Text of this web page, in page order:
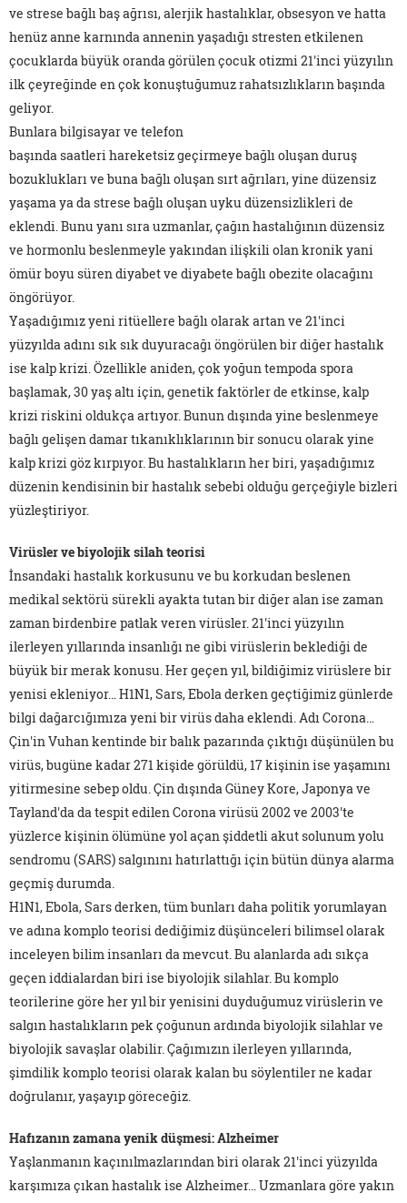
ve strese bağlı baş ağrısı, alerjik hastalıklar, obsesyon ve hatta
henüz anne karnında annenin yaşadığı stresten etkilenen
çocuklarda büyük oranda görülen çocuk otizmi 21'inci yüzyılın
ilk çeyreğinde en çok konuştuğumuz rahatsızlıkların başında
geliyor.
Bunlara bilgisayar ve telefon
başında saatleri hareketsiz geçirmeye bağlı oluşan duruş
bozuklukları ve buna bağlı oluşan sırt ağrıları, yine düzensiz
yaşama ya da strese bağlı oluşan uyku düzensizlikleri de
eklendi. Bunu yanı sıra uzmanlar, çağın hastalığının düzensiz
ve hormonlu beslenmeyle yakından ilişkili olan kronik yani
ömür boyu süren diyabet ve diyabete bağlı obezite olacağını
öngörüyor.
Yaşadığımız yeni ritüellere bağlı olarak artan ve 21'inci
yüzyılda adını sık sık duyuracağı öngörülen bir diğer hastalık
ise kalp krizi. Özellikle aniden, çok yoğun tempoda spora
başlamak, 30 yaş altı için, genetik faktörler de etkinse, kalp
krizi riskini oldukça artıyor. Bunun dışında yine beslenmeye
bağlı gelişen damar tıkanıklıklarının bir sonucu olarak yine
kalp krizi göz kırpıyor. Bu hastalıkların her biri, yaşadığımız
düzenin kendisinin bir hastalık sebebi olduğu gerçeğiyle bizleri
yüzleştiriyor.
Virüsler ve biyolojik silah teorisi
İnsandaki hastalık korkusunu ve bu korkudan beslenen
medikal sektörü sürekli ayakta tutan bir diğer alan ise zaman
zaman birdenbire patlak veren virüsler. 21'inci yüzyılın
ilerleyen yıllarında insanlığı ne gibi virüslerin beklediği de
büyük bir merak konusu. Her geçen yıl, bildiğimiz virüslere bir
yenisi ekleniyor… H1N1, Sars, Ebola derken geçtiğimiz günlerde
bilgi dağarcığımıza yeni bir virüs daha eklendi. Adı Corona…
Çin'in Vuhan kentinde bir balık pazarında çıktığı düşünülen bu
virüs, bugüne kadar 271 kişide görüldü, 17 kişinin ise yaşamını
yitirmesine sebep oldu. Çin dışında Güney Kore, Japonya ve
Tayland'da da tespit edilen Corona virüsü 2002 ve 2003'te
yüzlerce kişinin ölümüne yol açan şiddetli akut solunum yolu
sendromu (SARS) salgınını hatırlattığı için bütün dünya alarma
geçmiş durumda.
H1N1, Ebola, Sars derken, tüm bunları daha politik yorumlayan
ve adına komplo teorisi dediğimiz düşünceleri bilimsel olarak
inceleyen bilim insanları da mevcut. Bu alanlarda adı sıkça
geçen iddialardan biri ise biyolojik silahlar. Bu komplo
teorilerine göre her yıl bir yenisini duyduğumuz virüslerin ve
salgın hastalıkların pek çoğunun ardında biyolojik silahlar ve
biyolojik savaşlar olabilir. Çağımızın ilerleyen yıllarında,
şimdilik komplo teorisi olarak kalan bu söylentiler ne kadar
doğrulanır, yaşayıp göreceğiz.
Hafızanın zamana yenik düşmesi: Alzheimer
Yaşlanmanın kaçınılmazlarından biri olarak 21'inci yüzyılda
karşımıza çıkan hastalık ise Alzheimer… Uzmanlara göre yakın